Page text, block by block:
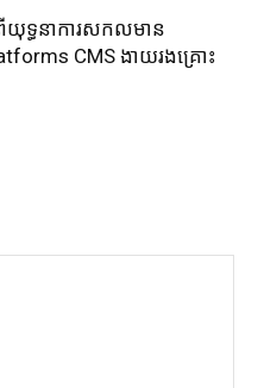
យុទ្ធនាការសកលមាន
CMS ងាយរងគ្រោះ